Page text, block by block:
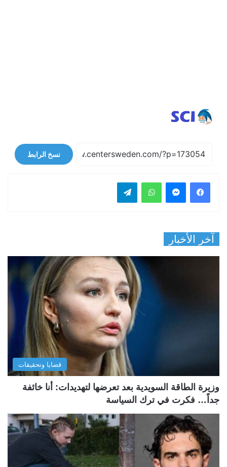
نسخ الرابط
فيسبوك واتساب
آخر الأخبار
قضايا وتحقيقات
وزيرة الطاقة السويدية بعد تعرضها لتهديدات: أنا خائفة
جداً… فكرت في ترك السياسة